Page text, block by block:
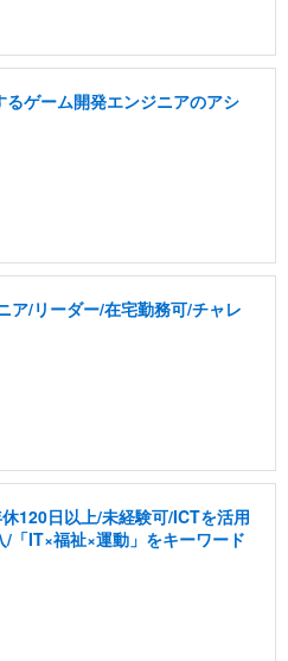
ゲーム開発エンジニアのアシ
ア/リーダー/在宅勤務可/チャレ
120日以上/未経験可/ICTを活用
/「IT×福祉×運動」をキーワード